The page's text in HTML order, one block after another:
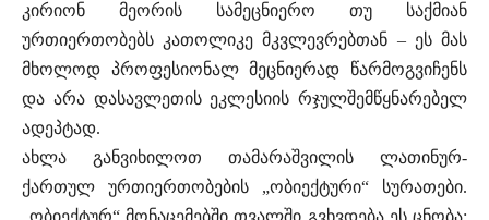
კირიონ მეორის სამეცნიერო თუ საქმიან
ურთიერთობებს კათოლიკე მკვლევრებთან – ეს მას
მხოლოდ პროფესიონალ მეცნიერად წარმოგვიჩენს
და არა დასავლეთის ეკლესიის რჯულშემწყნარებელ
ადეპტად.
ახლა განვიხილოთ თამარაშვილის ლათინურ-
ქართულ ურთიერთობების „ობიექტური“ სურათები.